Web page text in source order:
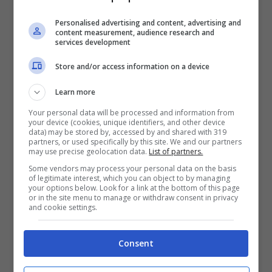
grande pubblico – Perla Vatiero non mancò
di rimarcare in più di un’occasione di volersi
affermaresotto ilprofilo professionale
differenza di quel che, in parallelo, aveva già
fatto il compagno Mirko Brunetti.
È trascorso quasi un anno – e che anno! –
da quelle esternazioni, e la sorte della
vincitrice del “Grande Fratello Vip”
sembrerebbe esser stata stravolta da cima a
fondo. La classe 1997, infatti, non solo si è
aggiudicata il primo gradino del podio nel
Personalised advertising and content, advertising and
content measurement, audience research and
services development
Store and/or access information on a device
Learn more
Your personal data will be processed and information from
your device (cookies, unique identifiers, and other device
data) may be stored by, accessed by and shared with 319
partners, or used specifically by this site. We and our partners
may use precise geolocation data. List of partners.
Some vendors may process your personal data on the basis
of legitimate interest, which you can object to by managing
your options below. Look for a link at the bottom of this page
or in the site menu to manage or withdraw consent in privacy
and cookie settings.
Consent